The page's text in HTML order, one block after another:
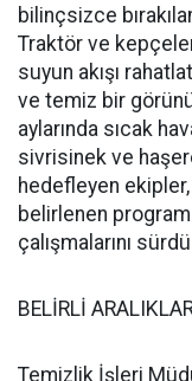
bilinçsizce
Traktör ve
suyun akışı
ve temiz bir
aylarında sıcak
sivrisinek ve
hedefleyen
belirlenen
çalışmalarını
BELİRLİ
Temizlik İşleri